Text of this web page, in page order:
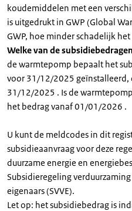
koudemiddelen met een
is uitgedrukt in GWP (Global
GWP, hoe minder schadelijk
Welke van de
de warmtepomp bepaalt het
voor 31/12/2025 geïnstalleerd,
31/12/2025 . Is de
het bedrag vanaf 01/01/2026 .
U kunt de meldcodes in dit
subsidieaanvraag voor deze
duurzame energie en
Subsidieregeling
eigenaars (SVVE).
Let op: het subsidiebedrag is